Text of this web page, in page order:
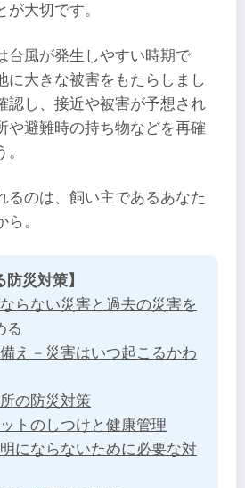
が大切です。
台風が発生しやすい時期で
に大きな被害をもたらしまし
認し、接近や被害が予想され
や避難時の持ち物などを再確
るのは、飼い主であるあなた
。
防災対策】
らない災害と過去の災害を
る
え－災害はいつ起こるかわ
の防災対策
トのしつけと健康管理
にならないために必要な対